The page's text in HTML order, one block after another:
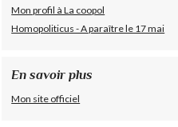
Mon profil à La coopol
Homopoliticus - A paraître le 17 mai
En savoir plus
Mon site officiel